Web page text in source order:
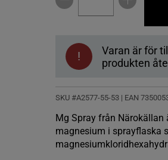
!
Varan är för
produkten
SKU #A2577-55-53 | EAN
Mg Spray från Närokällan
magnesium i sprayflaska